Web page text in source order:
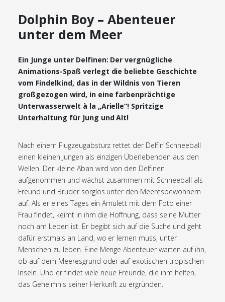
Dolphin Boy – Abenteuer
unter dem Meer
Ein Junge unter Delfinen: Der vergnügliche
Animations-Spaß verlegt die beliebte Geschichte
vom Findelkind, das in der Wildnis von Tieren
großgezogen wird, in eine farbenprächtige
Unterwasserwelt à la „Arielle“! Spritzige
Unterhaltung für Jung und Alt!
Nach einem Flugzeugabsturz rettet der Delfin Schneeball
einen kleinen Jungen als einzigen Überlebenden aus den
Wellen. Der kleine Aban wird von den Delfinen
aufgenommen und wächst zusammen mit Schneeball als
Freund und Bruder sorglos unter den Meeresbewohnern
auf. Als er eines Tages ein Amulett mit dem Foto einer
Frau findet, keimt in ihm die Hoffnung, dass seine Mutter
noch am Leben ist. Er begibt sich auf die Suche und geht
dafür erstmals an Land, wo er lernen muss, unter
Menschen zu leben. Eine Menge Abenteuer warten auf ihn,
ob auf dem Meeresgrund oder auf exotischen tropischen
Inseln. Und er findet viele neue Freunde, die ihm helfen,
das Geheimnis seiner Herkunft zu ergründen.